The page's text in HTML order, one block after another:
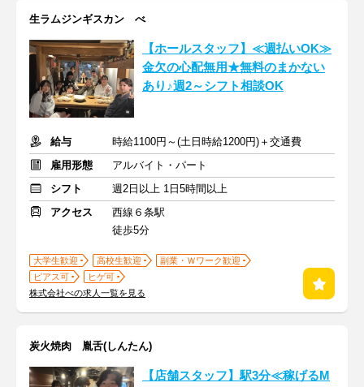
生ラムジンギスカン べ
【ホールスタッフ】≪週払いOK≫
金欠の心配無用★無料のまかない
あり♪週2～シフト相談OK
給与
時給1100円～(土日時給1200円)＋交通費
雇用形態
アルバイト・パート
シフト
週2日以上 1日5時間以上
アクセス
西線６条駅
徒歩5分
大学生歓迎 高校生歓迎
副業・Ｗワーク歓迎
ピアス可
ヒゲ可
株式会社べの求人一覧を見る
炭火焼肉 胤舌(しんたん)
【店舗スタッフ】駅3分≪稼げるM